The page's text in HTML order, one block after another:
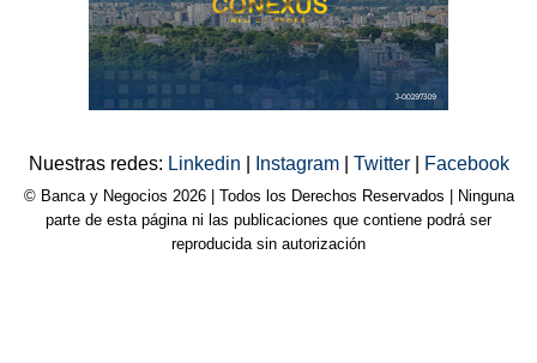
Nuestras redes: Linkedin Instagram Twitter Facebook
© Banca y Negocios 2026 | Todos los Derechos Reservados | Ninguna
parte de esta página ni las publicaciones que contiene podrá ser
reproducida sin autorización